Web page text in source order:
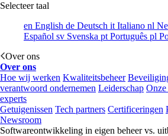
Selecteer taal
en English de Deutsch it Italiano nl
Español sv Svenska pt Português pl
Over ons
Over ons
Hoe wij werken Kwaliteitsbeheer
verantwoord ondernemen Leiderschap Onze
experts
Getuigenissen Tech partners Certificeringen
Newsroom
Softwareontwikkeling in eigen beheer vs.